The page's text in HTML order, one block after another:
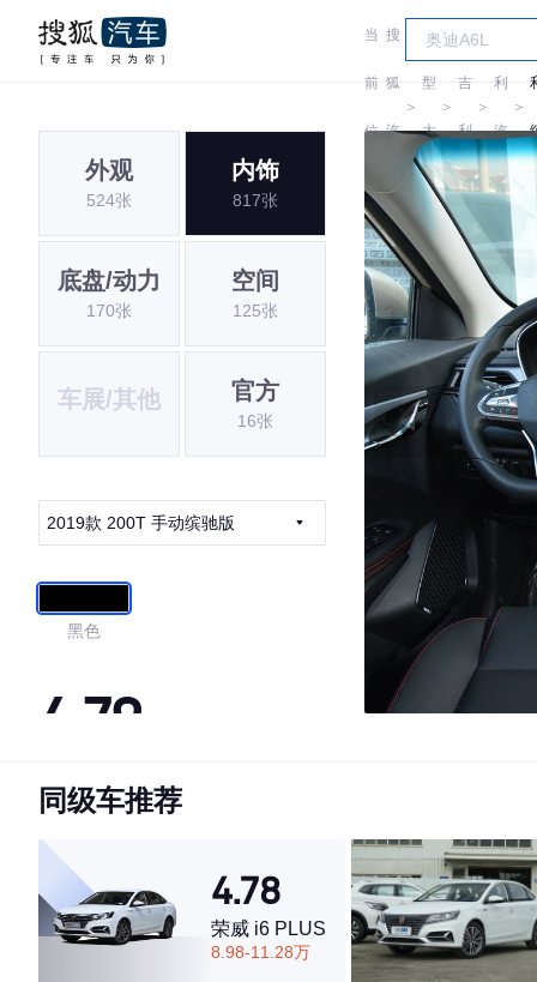
当
前
位
搜
狐
汽
＞
车
型
大
全
＞
吉
利
＞
利
汽
车
＞
外观
524张
内饰
817张
底盘/动力
170张
空间
125张
车展/其他 官方
16张
2019款 200T 手动缤驰版
黑色
4.79
·外观表现较为优秀，优于81%同级车
·空间表现较为优秀，优于53%同级车
同级车推荐
4.78
荣威 i6 PLUS
8.98-11.28万